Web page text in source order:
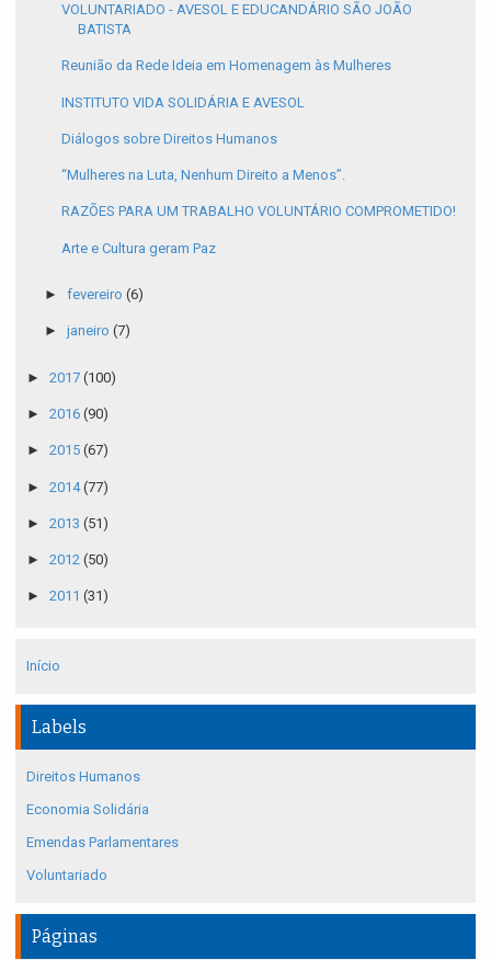
VOLUNTARIADO - AVESOL E EDUCANDÁRIO SÃO JOÃO
BATISTA
Reunião da Rede Ideia em Homenagem às Mulheres
INSTITUTO VIDA SOLIDÁRIA E AVESOL
Diálogos sobre Direitos Humanos
“Mulheres na Luta, Nenhum Direito a Menos”.
RAZÕES PARA UM TRABALHO VOLUNTÁRIO COMPROMETIDO!
Arte e Cultura geram Paz
► fevereiro (6)
► janeiro (7)
► 2017 (100)
► 2016 (90)
► 2015 (67)
► 2014(77)
► 2013 (51)
► 2012 (50)
► 2011 (31)
Início
Labels
Direitos Humanos
Economia Solidária
Emendas Parlamentares
Voluntariado
Páginas